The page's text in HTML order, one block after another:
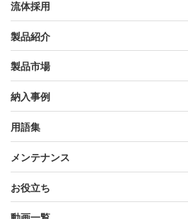
流体採用
製品紹介
製品市場
納入事例
用語集
メンテナンス
お役立ち